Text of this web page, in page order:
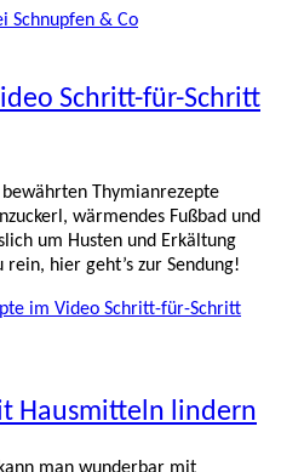
Schnupfen & Co
Schritt-für-Schritt
Thymianrezepte
wärmendes Fußbad und
um Husten und Erkältung
rein, hier geht’s zur Sendung!
im Video Schritt-für-Schritt
Hausmitteln lindern